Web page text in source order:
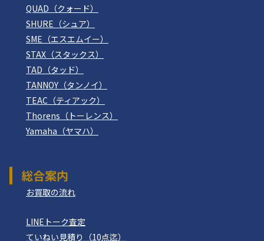
QUAD（クォード）
SHURE（シュア）
SME（エスエムイー）
STAX（スタックス）
TAD（タッド）
TANNOY（タンノイ）
TEAC（ティアック）
Thorens（トーレンス）
Yamaha（ヤマハ）
総合案内
お買取の流れ
LINEトーク査定
ていねい見積り（10点迄）